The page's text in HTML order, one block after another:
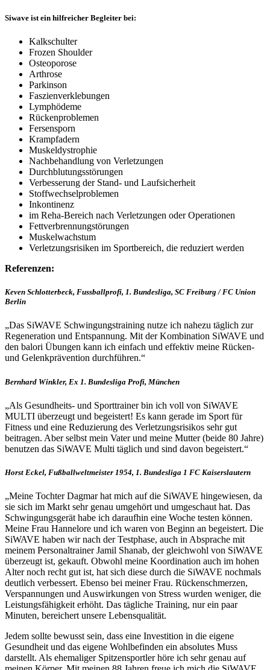
Siwave ist ein hilfreicher Begleiter bei:
Kalkschulter
Frozen Shoulder
Osteoporose
Arthrose
Parkinson
Faszienverklebungen
Lymphödeme
Rückenproblemen
Fersensporn
Krampfadern
Muskeldystrophie
Nachbehandlung von Verletzungen
Durchblutungsstörungen
Verbesserung der Stand- und Laufsicherheit
Stoffwechselproblemen
Inkontinenz
im Reha-Bereich nach Verletzungen oder Operationen
Fettverbrennungstörungen
Muskelwachstum
Verletzungsrisiken im Sportbereich, die reduziert werden
Referenzen:
Keven Schlotterbeck, Fussballprofi, 1. Bundesliga, SC Freiburg / FC Union
Berlin
„Das SiWAVE Schwingungstraining nutze ich nahezu täglich zur
Regeneration und Entspannung. Mit der Kombination SiWAVE und
den balori Übungen kann ich einfach und effektiv meine Rücken-
und Gelenkprävention durchführen.“
Bernhard Winkler, Ex 1. Bundesliga Profi, München
„Als Gesundheits- und Sporttrainer bin ich voll von SiWAVE
MULTI überzeugt und begeistert! Es kann gerade im Sport für
Fitness und eine Reduzierung des Verletzungsrisikos sehr gut
beitragen. Aber selbst mein Vater und meine Mutter (beide 80 Jahre)
benutzen das SiWAVE Multi täglich und sind davon begeistert.“
Horst Eckel, Fußballweltmeister 1954, 1. Bundesliga 1 FC Kaiserslautern
„Meine Tochter Dagmar hat mich auf die SiWAVE hingewiesen, da
sie sich im Markt sehr genau umgehört und umgeschaut hat. Das
Schwingungsgerät habe ich daraufhin eine Woche testen können.
Meine Frau Hannelore und ich waren von Beginn an begeistert. Die
SiWAVE haben wir nach der Testphase, auch in Absprache mit
meinem Personaltrainer Jamil Shanab, der gleichwohl von SiWAVE
überzeugt ist, gekauft. Obwohl meine Koordination auch im hohen
Alter noch recht gut ist, hat sich diese durch die SiWAVE nochmals
deutlich verbessert. Ebenso bei meiner Frau. Rückenschmerzen,
Verspannungen und Auswirkungen von Stress wurden weniger, die
Leistungsfähigkeit erhöht. Das tägliche Training, nur ein paar
Minuten, bereichert unsere Lebensqualität.
Jedem sollte bewusst sein, dass eine Investition in die eigene
Gesundheit und das eigene Wohlbefinden ein absolutes Muss
darstellt. Als ehemaliger Spitzensportler höre ich sehr genau auf